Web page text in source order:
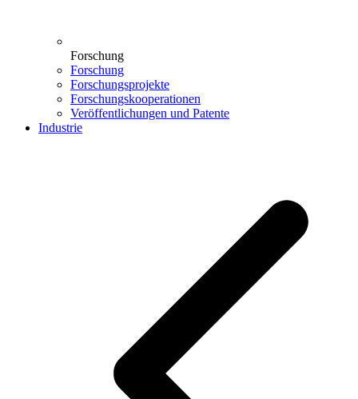
Forschung
Forschung
Forschungsprojekte
Forschungskooperationen
Veröffentlichungen und Patente
Industrie